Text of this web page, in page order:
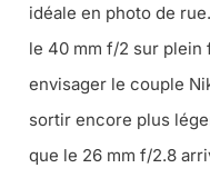
idéale en photo de
le 40 mm f/2 sur plein
envisager le couple
sortir encore plus
que le 26 mm f/2.8